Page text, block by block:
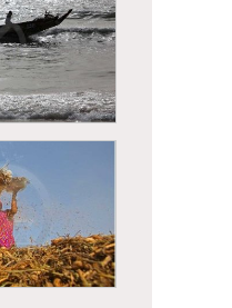
du
Retour de
de